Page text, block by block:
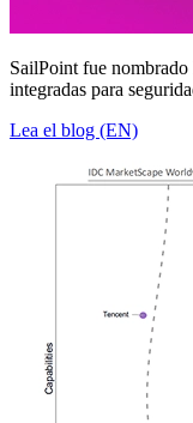
SailPoint fue
integradas para
Lea el blog (EN)